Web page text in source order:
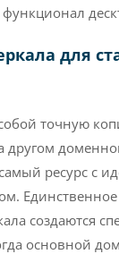
для
точную
другом
ресурс с
Единственное
создаются
основной